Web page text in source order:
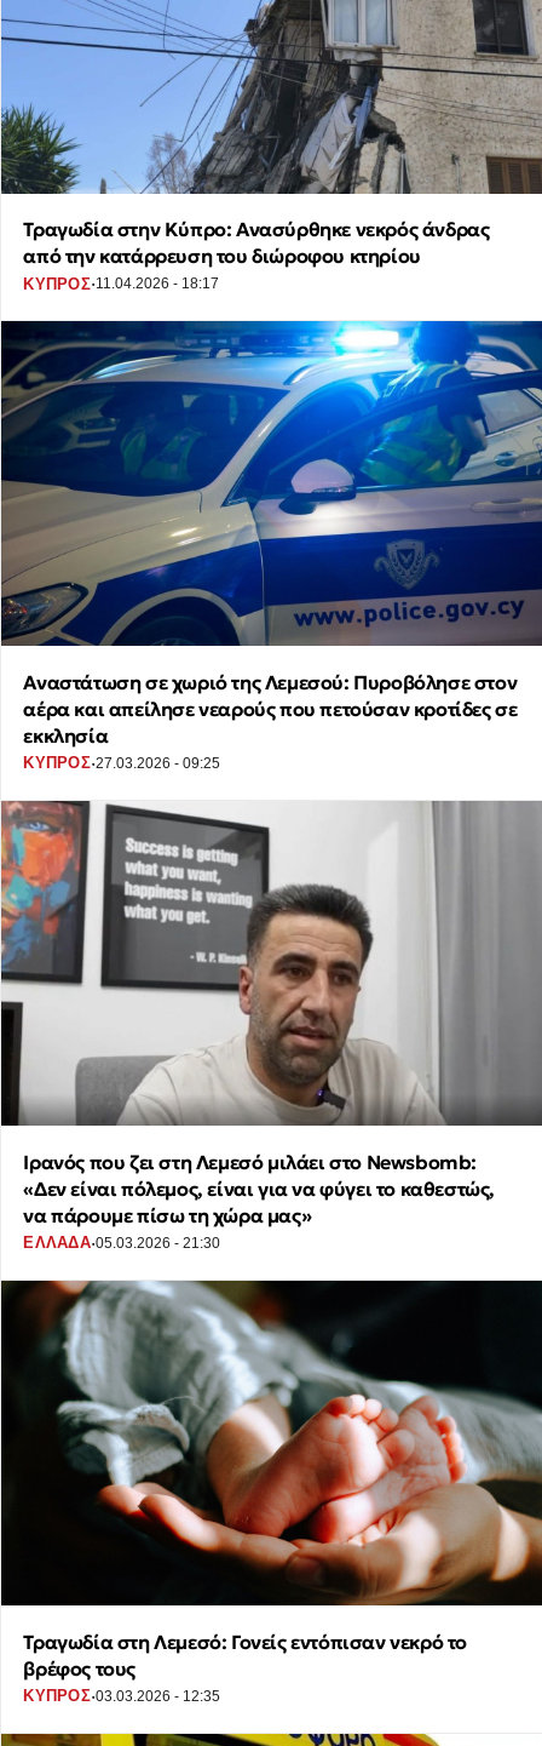
Τραγωδία στην Κύπρο: Ανασύρθηκε νεκρός άνδρας
από την κατάρρευση του διώροφου κτηρίου
ΚΥΠΡΟΣ·11.04.2026 - 18:17
Αναστάτωση σε χωριό της Λεμεσού: Πυροβόλησε στον
αέρα και απείλησε νεαρούς που πετούσαν κροτίδες σε
εκκλησία
ΚΥΠΡΟΣ·27.03.2026 - 09:25
Ιρανός που ζει στη Λεμεσό μιλάει στο Newsbomb:
«Δεν είναι πόλεμος, είναι για να φύγει το καθεστώς,
να πάρουμε πίσω τη χώρα μας»
ΕΛΛΑΔΑ·05.03.2026 - 21:30
Τραγωδία στη Λεμεσό: Γονείς εντόπισαν νεκρό το
βρέφος τους
ΚΥΠΡΟΣ·03.03.2026 - 12:35